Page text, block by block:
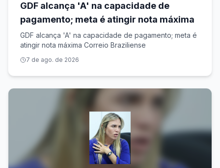
GDF alcança 'A' na capacidade de
pagamento; meta é atingir nota máxima
GDF alcança 'A' na capacidade de pagamento; meta é
atingir nota máxima Correio Braziliense
7 de ago. de 2026